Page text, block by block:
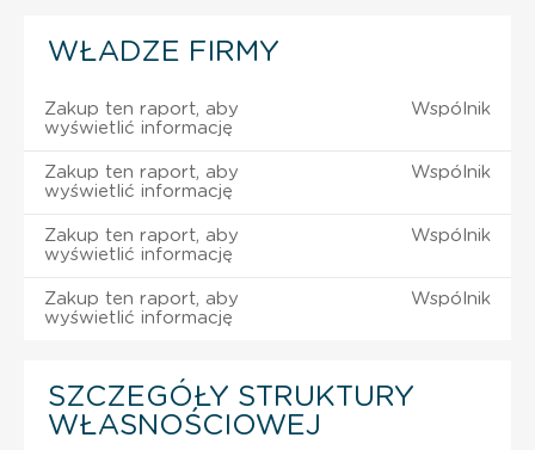
WŁADZE FIRMY
Zakup ten raport, aby
wyświetlić informację
Wspólnik
Zakup ten raport, aby
wyświetlić informację
Wspólnik
Zakup ten raport, aby
wyświetlić informację
Wspólnik
Zakup ten raport, aby
wyświetlić informację
Wspólnik
SZCZEGÓŁY STRUKTURY
WŁASNOŚCIOWEJ